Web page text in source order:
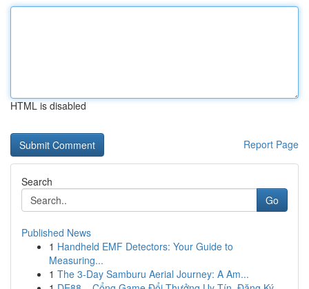
HTML is disabled
Report Page
Search
Go
Published News
1 Handheld EMF Detectors: Your Guide to
Measuring...
1 The 3-Day Samburu Aerial Journey: A Am...